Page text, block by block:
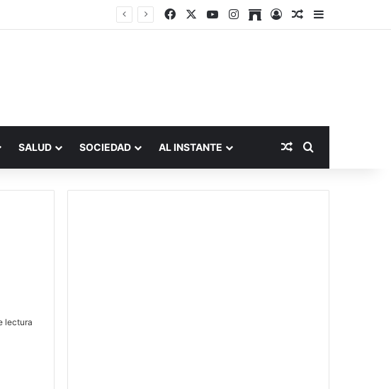
FacebookYouTubeInstagram
ArchiveAccesoPublicación al
Barra lateral
SALUD SOCIEDAD AL INSTANTE Publicación al
Buscar por
lectura